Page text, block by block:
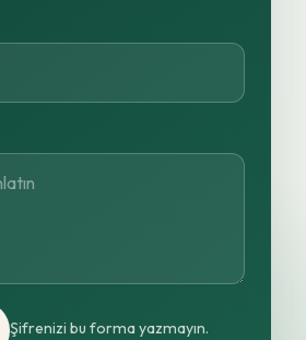
Şifrenizi bu forma yazmayın.